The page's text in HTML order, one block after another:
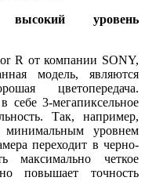
уровень
R от компании SONY,
модель, являются
цветопередача.
себе 3-мегапиксельное
Так, например,
минимальным уровнем
переходит в черно-
максимально четкое
повышает точность